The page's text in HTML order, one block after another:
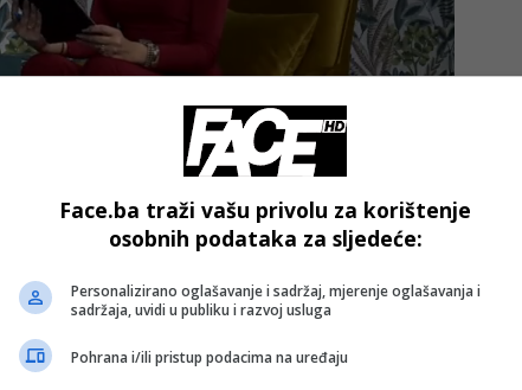
i zlostavljanja djeteta, dok je otac Vladimir
tragedije u školi, obučavao svog 13-godišnjeg sina da
u mete, što objašnjava Kostinu spretnost tokom
Face.ba traži vašu privolu za korištenje
osobnih podataka za sljedeće:
Personalizirano oglašavanje i sadržaj, mjerenje oglašavanja i
sadržaja, uvidi u publiku i razvoj usluga
Pohrana i/ili pristup podacima na uređaju